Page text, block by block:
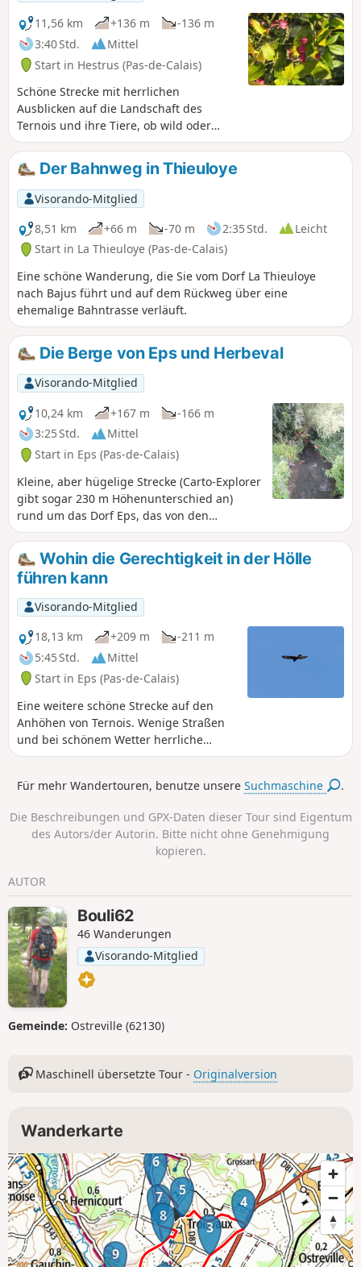
11,56 km
+136 m
-136 m
3:40 Std.
Mittel
Start in Hestrus (Pas-de-Calais)
Schöne Strecke mit herrlichen
Ausblicken auf die Landschaft des
Ternois und ihre Tiere, ob wild oder
domestiziert.
Der Bahnweg in Thieuloye
Visorando-Mitglied
8,51 km
+66 m -70 m 2:35 Std.
Leicht
Start in La Thieuloye (Pas-de-Calais)
Eine schöne Wanderung, die Sie vom Dorf La Thieuloye
nach Bajus führt und auf dem Rückweg über eine
ehemalige Bahntrasse verläuft.
Die Berge von Eps und Herbeval
Visorando-Mitglied
10,24 km
+167 m
-166 m
3:25 Std.
Mittel
Start in Eps (Pas-de-Calais)
Kleine, aber hügelige Strecke (Carto-Explorer
gibt sogar 230 m Höhenunterschied an)
rund um das Dorf Eps, das von den
markierten Wanderwegen zu Unrecht
ignoriert wird. Schöne Aussichtspunkte. Am
besten an einem sonnigen Tag, dann ist es
einfach zauberhaft!
Wohin die Gerechtigkeit in der Hölle
führen kann
Visorando-Mitglied
18,13 km
+209 m
-211 m
5:45 Std.
Mittel
Start in Eps (Pas-de-Calais)
Eine weitere schöne Strecke auf den
Anhöhen von Ternois. Wenige Straßen
und bei schönem Wetter herrliche
Ausblicke.Mit etwas Glück kann man
2019 eine Herde von 6 Tieren).
Für mehr Wandertouren, benutze unsereSuchmaschine .
Die Beschreibungen und GPX-Daten dieser Tour sind Eigentum
des Autors/der Autorin. Bitte nicht ohne Genehmigung
kopieren.
AUTOR
Bouli62
46 Wanderungen
Visorando-Mitglied
Gemeinde: Ostreville (62130)
Maschinell übersetzte Tour - Originalversion
Wanderkarte
3
4
5
6
7
8
9